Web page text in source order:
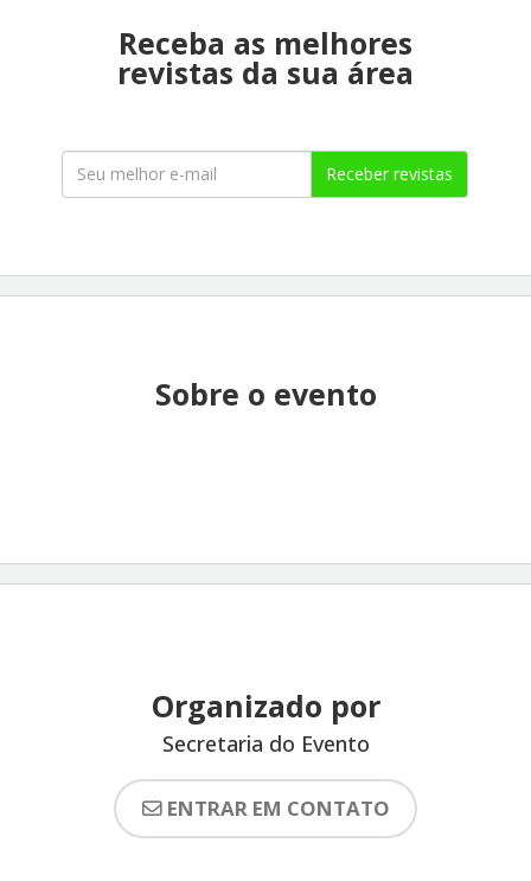
Receba as melhores
revistas da sua área
Receber revistas
Sobre o evento
Organizado por
Secretaria do Evento
ENTRAR EM CONTATO